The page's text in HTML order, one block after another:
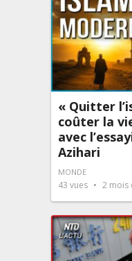
« Quitter
coûter la
avec
Azihari
MONDE
43 vues 2 mois